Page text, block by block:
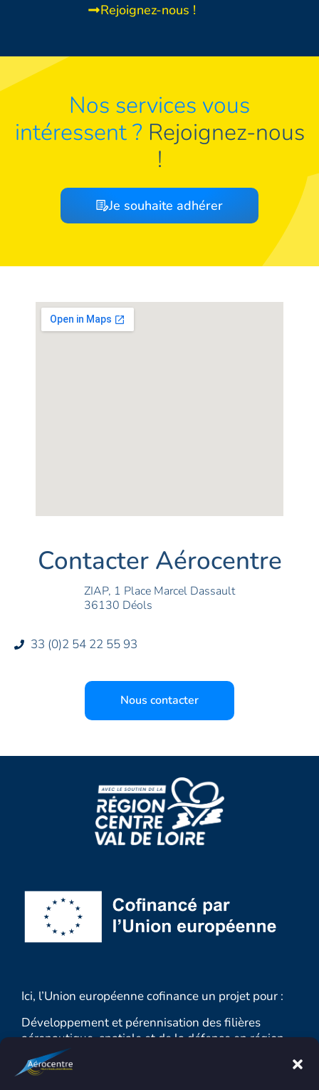
Rejoignez-nous !
Nos services vous
intéressent ? Rejoignez-nous
!
Je souhaite adhérer
Contacter Aérocentre
ZIAP, 1 Place Marcel Dassault
36130 Déols
33 (0)2 54 22 55 93
Nous contacter
Ici, l’Union européenne cofinance un projet pour :
Développement et pérennisation des filières
aéronautique, spatiale et de la défense en région
Centre-Val de Loire 2023-2025
MONTANT TOTAL : 1 549 944.58 € sur 3 ans